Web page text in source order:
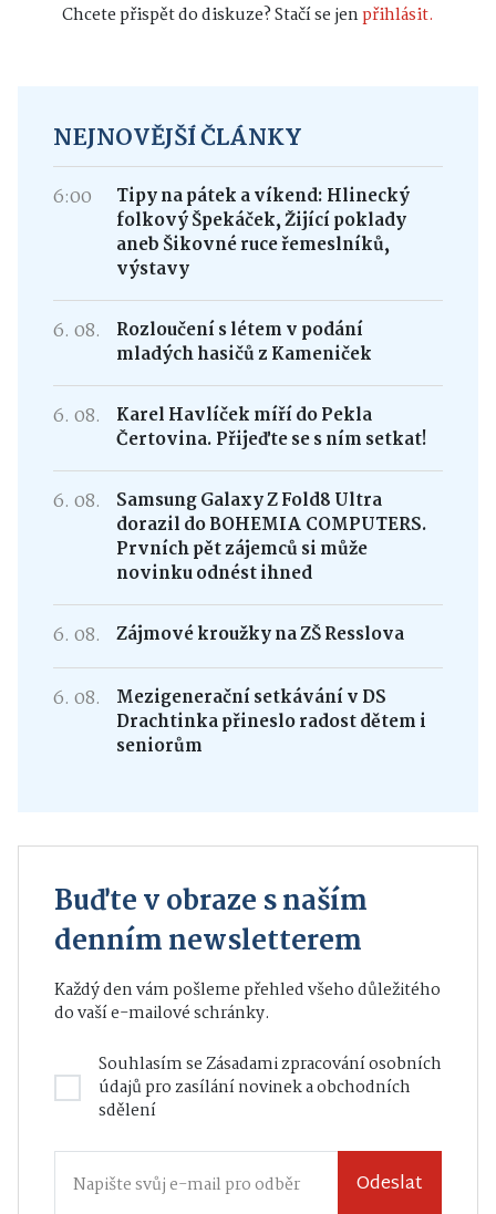
Chcete přispět do diskuze? Stačí se jenpřihlásit.
NEJNOVĚJŠÍ ČLÁNKY
6:00
Tipy na pátek a víkend: Hlinecký
folkový Špekáček, Žijící poklady
aneb Šikovné ruce řemeslníků,
výstavy
6. 08.
Rozloučení s létem v podání
mladých hasičů z Kameniček
6. 08.
Karel Havlíček míří do Pekla
Čertovina. Přijeďte se s ním setkat!
6. 08.
Samsung Galaxy Z Fold8 Ultra
dorazil do BOHEMIA COMPUTERS.
Prvních pět zájemců si může
novinku odnést ihned
6. 08. Zájmové kroužky na ZŠ Resslova
6. 08.
Mezigenerační setkávání v DS
Drachtinka přineslo radost dětem i
seniorům
Buďte v obraze s naším
denním newsletterem
Každý den vám pošleme přehled všeho důležitého
do vaší e-mailové schránky.
Souhlasím seZásadami zpracování osobních
údajůpro zasílání novinek a obchodních
sdělení
Odeslat